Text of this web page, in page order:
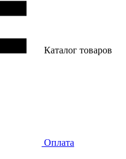
Каталог товаров
Оплата